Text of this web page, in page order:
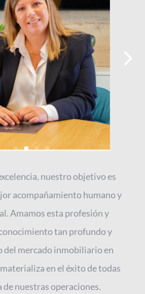
nuestro objetivo es
acompañamiento humano y
Amamos esta profesión y
tan profundo y
del mercado inmobiliario en
en el éxito de todas
de nuestras operaciones.